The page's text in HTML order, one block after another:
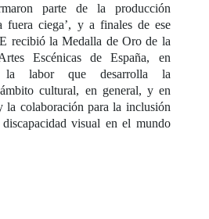
parte de la producción
fuera ciega’, y a finales de ese
recibió la Medalla de Oro de la
Escénicas de España, en
la labor que desarrolla la
cultural, en general, y en
la colaboración para la inclusión
visual en el mundo